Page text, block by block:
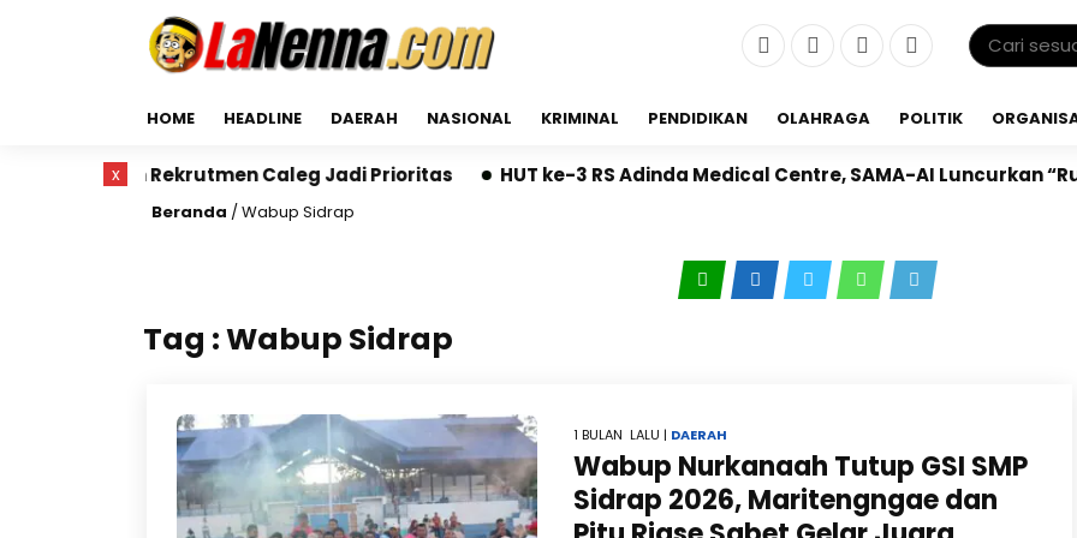
HOME HEADLINE DAERAH NASIONAL KRIMINAL PENDIDIKAN OLAHRAGA POLITIK
dan Rekrutmen Caleg Jadi Prioritas HUT ke-3 RS Adinda Medical Centre, SAMA-AI Luncurkan “Ruang
Beranda /Wabup Sidrap
Tag : Wabup Sidrap
1 BULAN LALU | DAERAH
Wabup Nurkanaah Tutup GSI SMP
Sidrap 2026, Maritengngae dan
x